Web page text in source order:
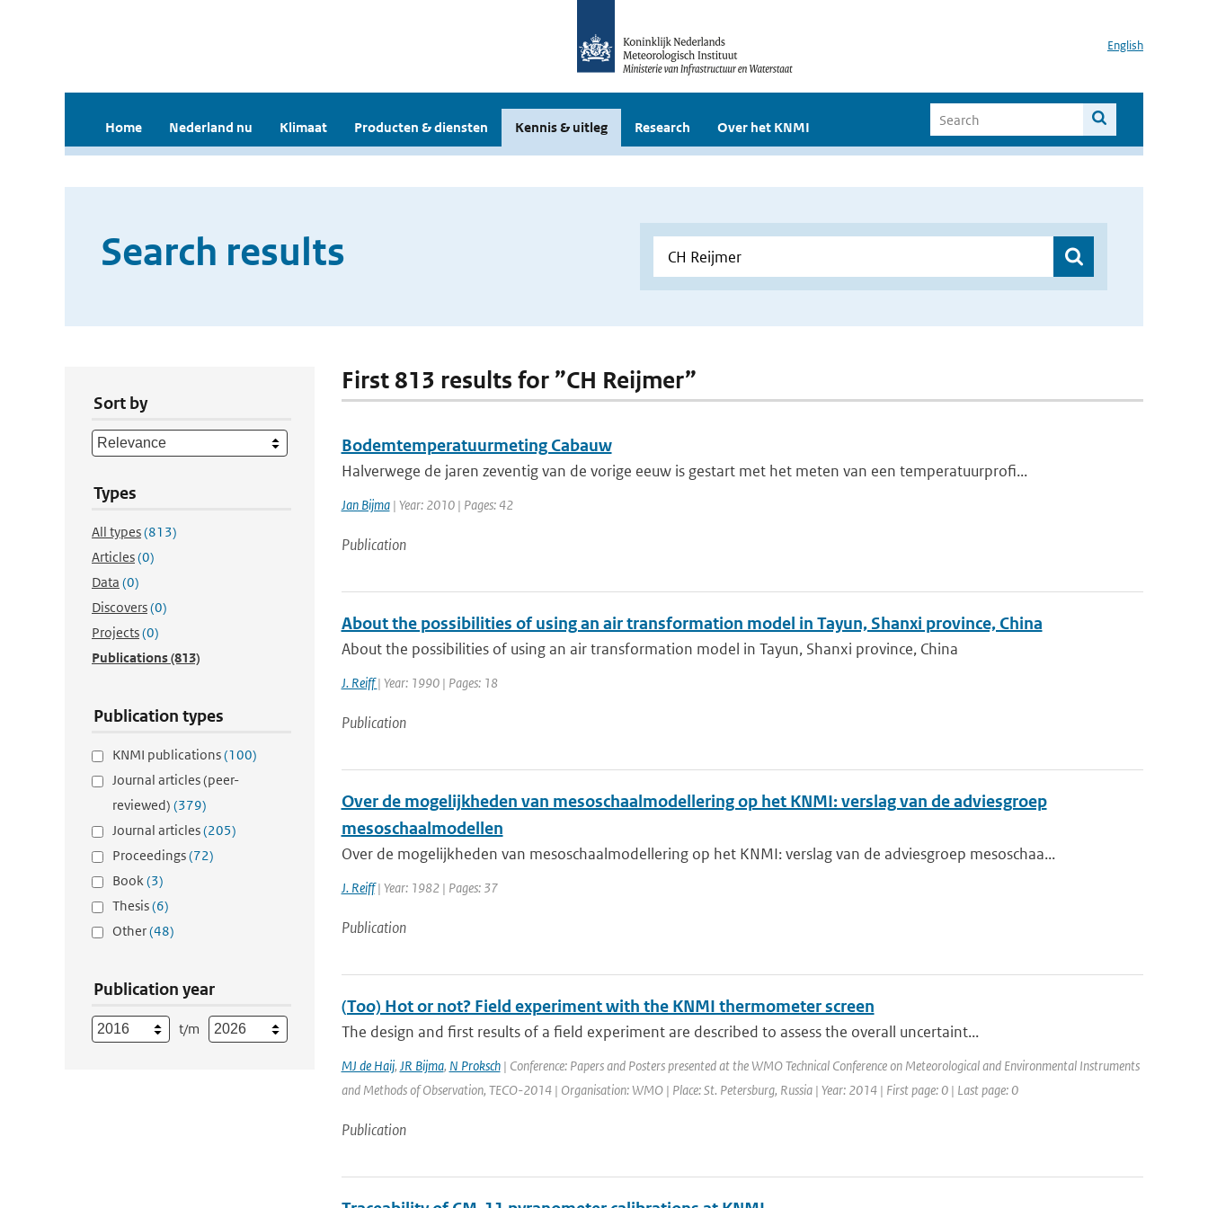
English
Home Nederland nu Klimaat Producten & diensten Kennis & uitleg Research Over het KNMI
Search results
Sort by
Types
All types(813)
Articles(0)
Data (0)
Discovers(0)
Projects(0)
Publications(813)
Publication types
KNMI publications(100)
Journal articles (peer-
reviewed) (379)
Journal articles(205)
Proceedings(72)
Book(3)
Thesis(6)
Other(48)
Publication year
t/m
First 813 results for ”CH Reijmer”
Bodemtemperatuurmeting Cabauw
Halverwege de jaren zeventig van de vorige eeuw is gestart met het meten van een temperatuurprofi...
Jan Bijma| Year: 2010 | Pages: 42
Publication
About the possibilities of using an air transformation model in Tayun, Shanxi province, China
About the possibilities of using an air transformation model in Tayun, Shanxi province, China
J. Reiff| Year: 1990 | Pages: 18
Publication
Over de mogelijkheden van mesoschaalmodellering op het KNMI: verslag van de adviesgroep
mesoschaalmodellen
Over de mogelijkheden van mesoschaalmodellering op het KNMI: verslag van de adviesgroep mesoschaa...
J. Reiff| Year: 1982 | Pages: 37
Publication
(Too) Hot or not? Field experiment with the KNMI thermometer screen
The design and first results of a field experiment are described to assess the overall uncertaint...
MJ de Haij, JR Bijma, N Proksch| Conference: Papers and Posters presented at the WMO Technical Conference on Meteorological and Environmental Instruments
and Methods of Observation, TECO-2014 | Organisation: WMO | Place: St. Petersburg, Russia | Year: 2014 | First page: 0 | Last page: 0
Publication